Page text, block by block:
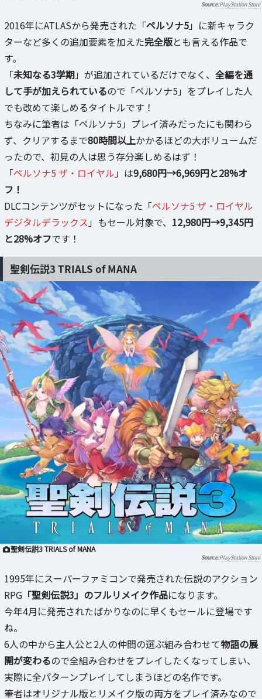
PlayStation Store
2016年にATLASから発売された「ペルソナ5」に新キャラク
ターなど多くの追加要素を加えた完全版とも言える作品で
す。
「未知なる3学期」が追加されているだけでなく、 全編を通
して手が加えられているので「ペルソナ5」をプレイした人
でも改めて楽しめるタイトルです！
ちなみに筆者は「ペルソナ5」プレイ済みだったにも関わら
ず、クリアするまで80時間以上かかるほどの大ボリュームだ
ったので、初見の人は思う存分楽しめるはず！
「ペルソナ5 ザ・ロイヤル 」は9,680円→6,969円と28%オ
フ！
DLCコンテンツがセットになった「ペルソナ5 ザ・ロイヤル
デジタルデラックス 」もセール対象で、 12,980円→9,345円
と28%オフです！
聖剣伝説3 TRIALS of MANA
聖剣伝説3 TRIALS of MANA
PlayStation Store
1995年にスーパーファミコンで発売された伝説のアクション
RPG 「聖剣伝説3」のフルリメイク作品になります。
今年4月に発売されたばかりなのに早くもセールに登場です
ね。
6人の中から主人公と2人の仲間の選ぶ組み合わせて物語の展
開が変わるので全組み合わせをプレイしたくなってしまい、
実際に全パターンプレイしてしまうほどの名作です。
筆者はオリジナル版とリメイク版の両方をプレイ済みなので